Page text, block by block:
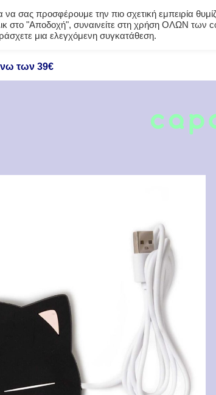
των 39€
σας προσφέρουμε την πιο σχετική εμπειρία
στο "Αποδοχή", συναινείτε στη χρήση ΟΛΩΝ των
μια ελεγχόμενη συγκατάθεση.